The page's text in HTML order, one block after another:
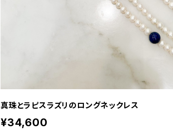
真珠とラピスラズリのロングネックレス
¥34,600